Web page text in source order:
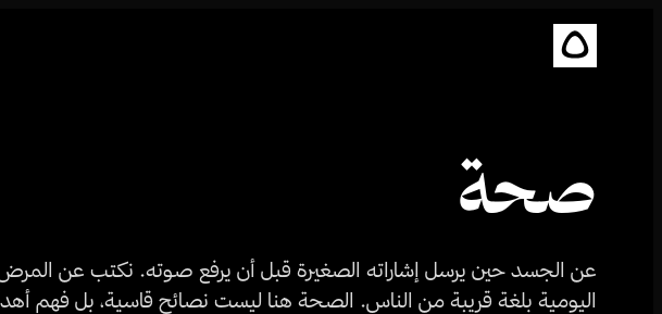
صحة
عن الجسد حين يرسل إشاراته الصغيرة قبل أن يرفع صوته. نكتب عن المرض
اليومية بلغة قريبة من الناس. الصحة هنا ليست نصائح قاسية، بل فهم أهدأ